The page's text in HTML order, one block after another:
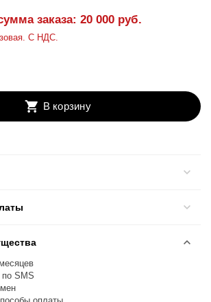
заказа: 20 000 руб.
С НДС.
В корзину
SMS